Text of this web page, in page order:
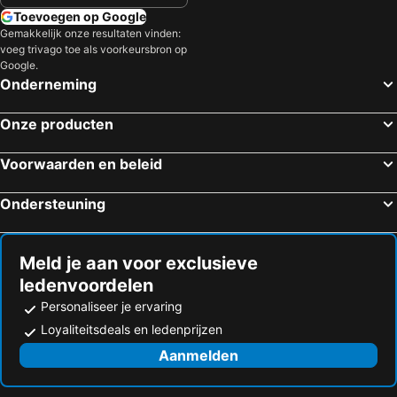
Kaapstad, West-Kaap Hotels
Kempton Park, Gauteng Hotels
Hoedspruit, Limpopo Hotels
Hermanus, West-Kaap Hotels
Toevoegen op Google
Gemakkelijk onze resultaten vinden:
voeg trivago toe als voorkeursbron op
Google.
Onderneming
Onze producten
Voorwaarden en beleid
Ondersteuning
Meld je aan voor exclusieve
ledenvoordelen
Personaliseer je ervaring
Loyaliteitsdeals en ledenprijzen
Aanmelden